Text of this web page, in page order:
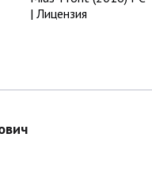
| Лицензия